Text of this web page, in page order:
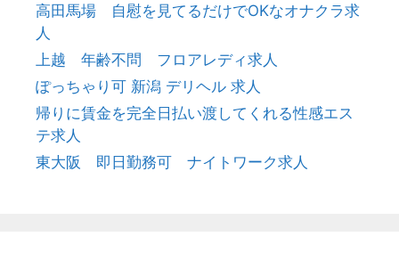
高田馬場 自慰を見てるだけでOKなオナクラ求
人
上越 年齢不問 フロアレディ求人
ぽっちゃり可 新潟 デリヘル 求人
帰りに賃金を完全日払い渡してくれる性感エス
テ求人
東大阪 即日勤務可 ナイトワーク求人